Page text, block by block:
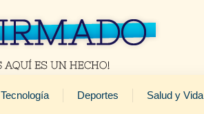
Tecnología Deportes Salud y Vida